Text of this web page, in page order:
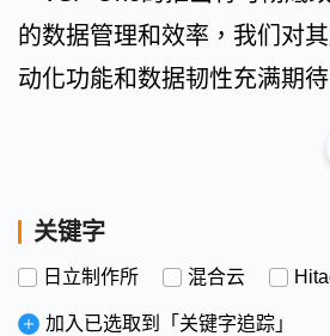
的数据管理和效率，我们对
动化功能和数据韧性充满期待
关键字
日立制作所 混合云
加入已选取到「关键字追踪」